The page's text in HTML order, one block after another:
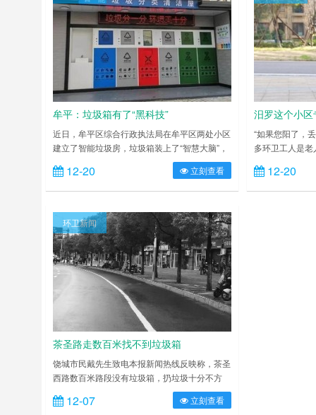
牟平：垃圾箱有了“黑科技”
近日，牟平区综合行政执法局在牟平区两处小区
建立了智能垃圾房，垃圾箱装上了“智慧大脑”，
扔垃圾成了一件“洋气事”，让牟平区垃圾分类开
展步入“快车道”。 在丰金天和新城小区，一
处新建的智能垃圾房格外显眼，牟平区综合行政
介绍操作和积分兑换方法。与传统垃圾箱相比，
这套智能设备可是“十八般武艺”俱全，封闭式箱
体不仅不会造成……
12-20 立刻查看
汨罗这个小区
“如果您阳了，
多环卫工人是
如何减少环卫
的问题。 近段
业主们进出单
12-20
环卫新闻
茶圣路走数百米找不到垃圾箱
饶城市民戴先生致电本报新闻热线反映称，茶圣
西路数百米路段没有垃圾箱，扔垃圾十分不方
便，“希望相关部门可以在这个路段放置一些垃
圾箱。” 当天下午，记者沿茶圣西路与庆丰
12-07 立刻查看